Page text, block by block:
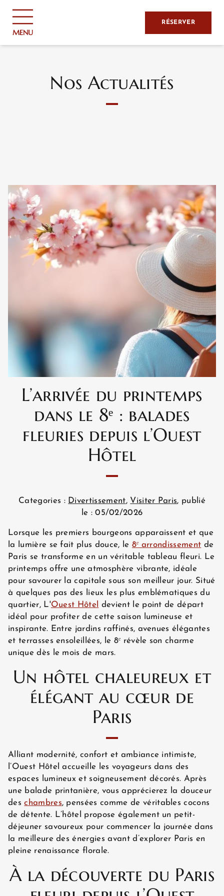
MENU
RÉSERVER
ACCUEIL
Nos Actualités
L’arrivée du printemps
dans le 8ᵉ : balades
fleuries depuis l’Ouest
Hôtel
Categories : Divertissement, Visiter Paris, publié
le : 05/02/2026
Lorsque les premiers bourgeons apparaissent et que
la lumière se fait plus douce, le 8ᵉ arrondissement de
Paris se transforme en un véritable tableau fleuri. Le
printemps offre une atmosphère vibrante, idéale
pour savourer la capitale sous son meilleur jour. Situé
à quelques pas des lieux les plus emblématiques du
quartier, L'Ouest Hôtel
devient le point de départ
idéal pour profiter de cette saison lumineuse et
inspirante. Entre jardins raffinés, avenues élégantes
et terrasses ensoleillées, le 8ᵉ révèle son charme
unique dès le mois de mars.
Un hôtel chaleureux et
élégant au cœur de
Paris
Alliant modernité, confort et ambiance intimiste,
l’Ouest Hôtel accueille les voyageurs dans des
espaces lumineux et soigneusement décorés. Après
une balade printanière, vous apprécierez la douceur
deschambres, pensées comme de véritables cocons
de détente. L’hôtel propose également un petit-
déjeuner savoureux pour commencer la journée dans
la meilleure des énergies avant d’explorer Paris en
pleine renaissance florale.
À la découverte du Paris